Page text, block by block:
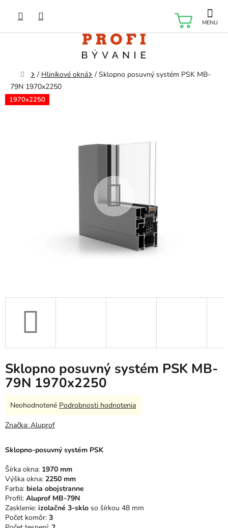
obsah
Domov
/ Hliníkové okná / Sklopno posuvný systém PSK MB-
79N 1970x2250
1970x2250
Sklopno posuvný systém PSK MB-
79N 1970x2250
Sklopno-posuvný systém PSK
Šírka okna: 1970 mm
Výška okna: 2250 mm
Farba: biela obojstranne
Profil: Aluprof MB-79N
Zasklenie: izolačné 3-sklo so šírkou 48 mm
Počet komôr: 3
Priemerné
produktu
z
hviezdičiek.
Neohodnotené Podrobnosti hodnotenia
Značka: Aluprof